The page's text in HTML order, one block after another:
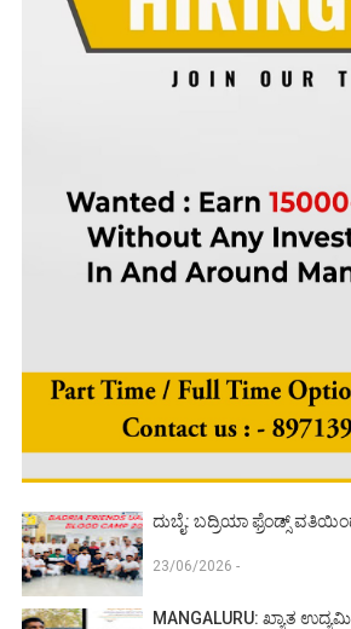
ದುಬೈ: ಬದ್ರಿಯಾ ಫ್ರೆಂಡ್ಸ್
23/06/2026 -
MANGALURU: ಖ್ಯಾತ